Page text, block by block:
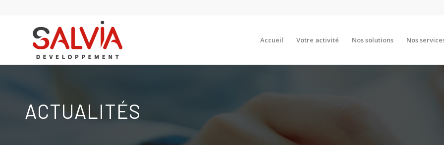
Accueil Votre activité Nos solutions Nos
ACTUALITÉS